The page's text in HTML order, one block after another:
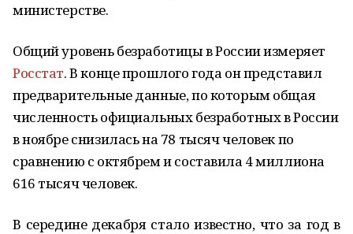
министерстве.
Общий уровень безработицы в России измеряет
Росстат. В конце прошлого года он представил
предварительные данные, по которым общая
численность официальных безработных в России
в ноябре снизилась на 78 тысяч человек по
сравнению с октябрем и составила 4 миллиона
616 тысяч человек.
В середине декабря стало известно, что за год в